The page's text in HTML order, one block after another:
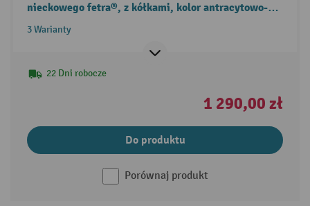
nieckowego fetra®, z kółkami, kolor antracytowo-
szary
3 Warianty
22 Dni robocze
1 290,00 zł
Do produktu
Porównaj produkt